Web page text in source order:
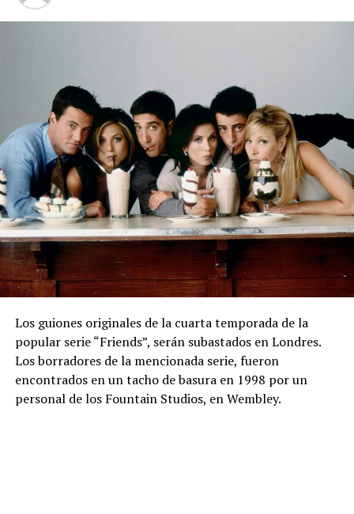
Los guiones originales de la cuarta temporada de la
popular serie “Friends”, serán subastados en Londres.
Los borradores de la mencionada serie, fueron
encontrados en un tacho de basura en 1998 por un
personal de los Fountain Studios, en Wembley.